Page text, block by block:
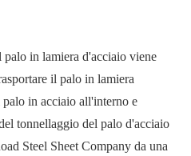
in lamiera d'acciaio viene
il palo in lamiera
in acciaio all'interno e
tonnellaggio del palo d'acciaio
Steel Sheet Company da una